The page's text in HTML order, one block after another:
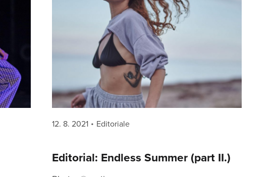
Posted
12. 8. 2021 Categories
Editoriale
Editorial: Endless Summer (part II.)